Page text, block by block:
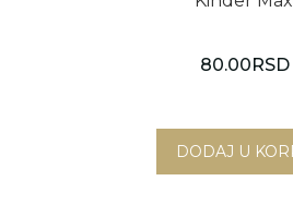
80.00 RSD